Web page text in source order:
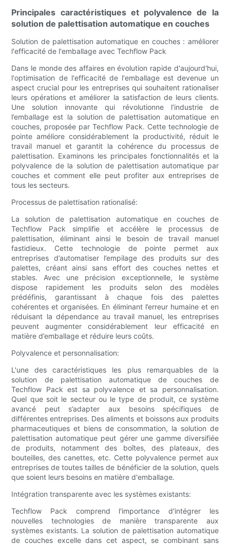
Principales caractéristiques et polyvalence de la
solution de palettisation automatique en couches
Solution de palettisation automatique en couches : améliorer
l'efficacité de l'emballage avec Techflow Pack
Dans le monde des affaires en évolution rapide d'aujourd'hui,
l'optimisation de l'efficacité de l'emballage est devenue un
aspect crucial pour les entreprises qui souhaitent rationaliser
leurs opérations et améliorer la satisfaction de leurs clients.
Une solution innovante qui révolutionne l’industrie de
l’emballage est la solution de palettisation automatique en
couches, proposée par Techflow Pack. Cette technologie de
pointe améliore considérablement la productivité, réduit le
travail manuel et garantit la cohérence du processus de
palettisation. Examinons les principales fonctionnalités et la
polyvalence de la solution de palettisation automatique par
couches et comment elle peut profiter aux entreprises de
tous les secteurs.
Processus de palettisation rationalisé:
La solution de palettisation automatique en couches de
Techflow Pack simplifie et accélère le processus de
palettisation, éliminant ainsi le besoin de travail manuel
fastidieux. Cette technologie de pointe permet aux
entreprises d’automatiser l’empilage des produits sur des
palettes, créant ainsi sans effort des couches nettes et
stables. Avec une précision exceptionnelle, le système
dispose rapidement les produits selon des modèles
prédéfinis, garantissant à chaque fois des palettes
cohérentes et organisées. En éliminant l’erreur humaine et en
réduisant la dépendance au travail manuel, les entreprises
peuvent augmenter considérablement leur efficacité en
matière d’emballage et réduire leurs coûts.
Polyvalence et personnalisation:
L'une des caractéristiques les plus remarquables de la
solution de palettisation automatique de couches de
Techflow Pack est sa polyvalence et sa personnalisation.
Quel que soit le secteur ou le type de produit, ce système
avancé peut s’adapter aux besoins spécifiques de
différentes entreprises. Des aliments et boissons aux produits
pharmaceutiques et biens de consommation, la solution de
palettisation automatique peut gérer une gamme diversifiée
de produits, notamment des boîtes, des plateaux, des
bouteilles, des canettes, etc. Cette polyvalence permet aux
entreprises de toutes tailles de bénéficier de la solution, quels
que soient leurs besoins en matière d'emballage.
Intégration transparente avec les systèmes existants:
Techflow Pack comprend l'importance d'intégrer les
nouvelles technologies de manière transparente aux
systèmes existants. La solution de palettisation automatique
de couches excelle dans cet aspect, se combinant sans